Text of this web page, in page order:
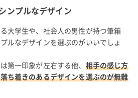
ンプルなデザイン
大学生や、社会人の男性が持つ筆箱
ルなデザインを選ぶのがいいでしょ
第一印象が左右する他、 相手の感じ方
ち着きのあるデザインを選ぶのが無難